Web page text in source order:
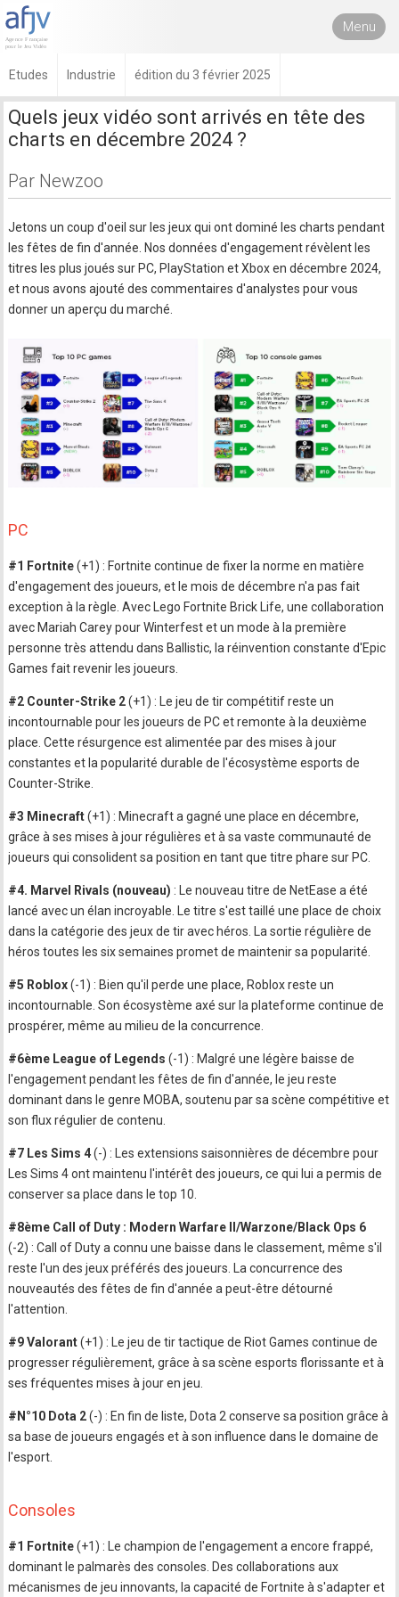
Menu
Etudes Industrie édition du 3 février 2025
Quels jeux vidéo sont arrivés en tête des
charts en décembre 2024 ?
Par Newzoo
Jetons un coup d'oeil sur les jeux qui ont dominé les charts pendant
les fêtes de fin d'année. Nos données d'engagement révèlent les
titres les plus joués sur PC, PlayStation et Xbox en décembre 2024,
et nous avons ajouté des commentaires d'analystes pour vous
donner un aperçu du marché.
PC
#1 Fortnite(+1) : Fortnite continue de fixer la norme en matière
d'engagement des joueurs, et le mois de décembre n'a pas fait
exception à la règle. Avec Lego Fortnite Brick Life, une collaboration
avec Mariah Carey pour Winterfest et un mode à la première
personne très attendu dans Ballistic, la réinvention constante d'Epic
Games fait revenir les joueurs.
#2 Counter-Strike 2(+1) : Le jeu de tir compétitif reste un
incontournable pour les joueurs de PC et remonte à la deuxième
place. Cette résurgence est alimentée par des mises à jour
constantes et la popularité durable de l'écosystème esports de
Counter-Strike.
#3 Minecraft(+1) : Minecraft a gagné une place en décembre,
grâce à ses mises à jour régulières et à sa vaste communauté de
joueurs qui consolident sa position en tant que titre phare sur PC.
#4. Marvel Rivals (nouveau) : Le nouveau titre de NetEase a été
lancé avec un élan incroyable. Le titre s'est taillé une place de choix
dans la catégorie des jeux de tir avec héros. La sortie régulière de
héros toutes les six semaines promet de maintenir sa popularité.
#5 Roblox(-1) : Bien qu'il perde une place, Roblox reste un
incontournable. Son écosystème axé sur la plateforme continue de
prospérer, même au milieu de la concurrence.
#6ème League of Legends (-1) : Malgré une légère baisse de
l'engagement pendant les fêtes de fin d'année, le jeu reste
dominant dans le genre MOBA, soutenu par sa scène compétitive et
son flux régulier de contenu.
#7 Les Sims 4(-) : Les extensions saisonnières de décembre pour
Les Sims 4 ont maintenu l'intérêt des joueurs, ce qui lui a permis de
conserver sa place dans le top 10.
#8ème Call of Duty : Modern Warfare II/Warzone/Black Ops 6
(-2) : Call of Duty a connu une baisse dans le classement, même s'il
reste l'un des jeux préférés des joueurs. La concurrence des
nouveautés des fêtes de fin d'année a peut-être détourné
l'attention.
#9 Valorant(+1) : Le jeu de tir tactique de Riot Games continue de
progresser régulièrement, grâce à sa scène esports florissante et à
ses fréquentes mises à jour en jeu.
#N°10 Dota 2(-) : En fin de liste, Dota 2 conserve sa position grâce à
sa base de joueurs engagés et à son influence dans le domaine de
l'esport.
Consoles
#1 Fortnite(+1) : Le champion de l'engagement a encore frappé,
dominant le palmarès des consoles. Des collaborations aux
mécanismes de jeu innovants, la capacité de Fortnite à s'adapter et